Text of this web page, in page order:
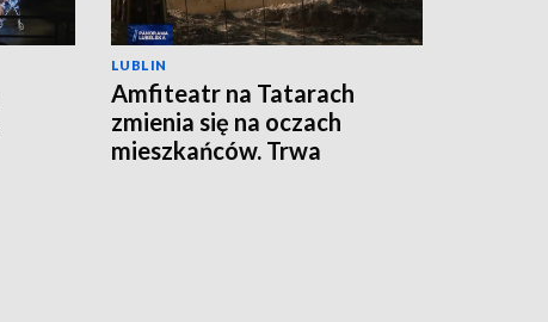
LUBLIN
Amfiteatr na Tatarach
zmienia się na oczach
mieszkańców. Trwa